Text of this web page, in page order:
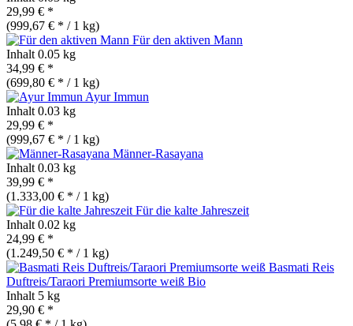
29,99 € *
(999,67 € * / 1 kg)
Für den aktiven Mann
Inhalt 0.05 kg
34,99 € *
(699,80 € * / 1 kg)
Ayur Immun
Inhalt 0.03 kg
29,99 € *
(999,67 € * / 1 kg)
Männer-Rasayana
Inhalt 0.03 kg
39,99 € *
(1.333,00 € * / 1 kg)
Für die kalte Jahreszeit
Inhalt 0.02 kg
24,99 € *
(1.249,50 € * / 1 kg)
Basmati Reis
Duftreis/Taraori Premiumsorte weiß Bio
Inhalt 5 kg
29,90 € *